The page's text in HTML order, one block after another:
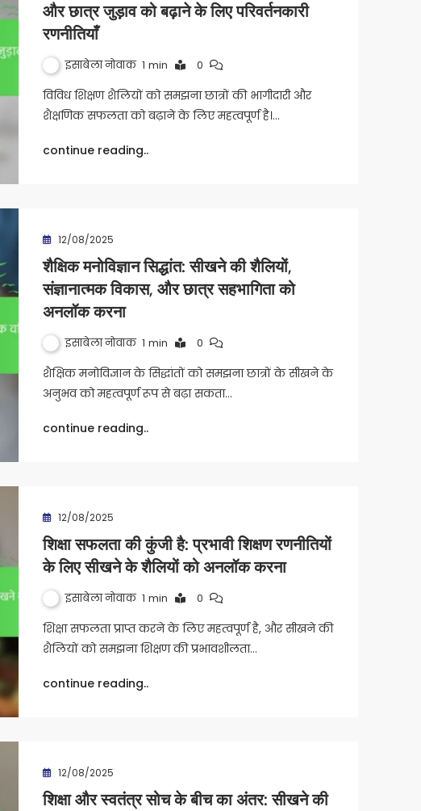
और छात्र जुड़ाव को बढ़ाने के लिए परिवर्तनकारी
रणनीतियाँ
इसाबेला नोवाक 1 min 0
विविध शिक्षण शैलियों को समझना छात्रों की भागीदारी और
शैक्षणिक सफलता को बढ़ाने के लिए महत्वपूर्ण है।…
continue reading..
12/08/2025
शैक्षिक मनोविज्ञान सिद्धांत: सीखने की शैलियों,
संज्ञानात्मक विकास, और छात्र सहभागिता को
अनलॉक करना
इसाबेला नोवाक 1 min 0
शैक्षिक मनोविज्ञान के सिद्धांतों को समझना छात्रों के सीखने के
अनुभव को महत्वपूर्ण रूप से बढ़ा सकता…
continue reading..
12/08/2025
शिक्षा सफलता की कुंजी है: प्रभावी शिक्षण रणनीतियों
के लिए सीखने के शैलियों को अनलॉक करना
इसाबेला नोवाक 1 min 0
शिक्षा सफलता प्राप्त करने के लिए महत्वपूर्ण है, और सीखने की
शैलियों को समझना शिक्षण की प्रभावशीलता…
continue reading..
12/08/2025
शिक्षा और स्वतंत्र सोच के बीच का अंतर: सीखने की